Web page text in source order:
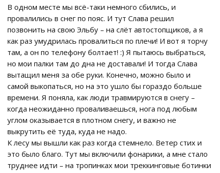
В одном месте мы всё-таки немного сбились, и
провалились в снег по пояс. И тут Слава решил
позвонить на свою Эльбу – на слёт автостопщиков, а я
как раз умудрилась провалиться по плечи! И вот я торчу
там, а он по телефону болтает! :) Я пытаюсь выбраться,
но мои палки там до дна не доставали! И тогда Слава
вытащил меня за обе руки. Конечно, можно было и
самой выкопаться, но на это ушло бы гораздо больше
времени. Я поняла, как люди травмируются в снегу –
когда неожиданно проваливаешься, нога под любым
углом оказывается в плотном снегу, и важно не
выкрутить её туда, куда не надо.
К лесу мы вышли как раз когда стемнело. Ветер стих и
это было благо. Тут мы включили фонарики, а мне стало
труднее идти – на тропинках мои треккинговые ботинки